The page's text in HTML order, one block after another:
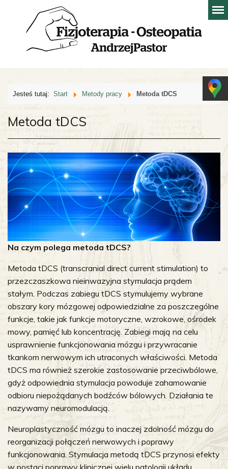
Jesteś tutaj: Start Metody pracy Metoda tDCS
Metoda tDCS
Na czym polega metoda tDCS?
Metoda tDCS (transcranial direct current stimulation) to
przezczaszkowa nieinwazyjna stymulacja prądem
stałym. Podczas zabiegu tDCS stymulujemy wybrane
obszary kory mózgowej odpowiedzialne za poszczególne
funkcje, takie jak funkcje motoryczne, wzrokowe, ośrodek
mowy, pamięć lub koncentrację. Zabiegi mają na celu
usprawnienie funkcjonowania mózgu i przywracanie
tkankom nerwowym ich utraconych właściwości. Metoda
tDCS ma również szerokie zastosowanie przeciwbólowe,
gdyż odpowiednia stymulacja powoduje zahamowanie
odbioru niepożądanych bodźców bólowych. Działania te
nazywamy neuromodulacją.
Neuroplastyczność mózgu to inaczej zdolność mózgu do
reorganizacji połączeń nerwowych i poprawy
funkcjonowania. Stymulacja metodą tDCS przynosi efekty